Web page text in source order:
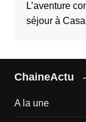
L’aventure
séjour à
ChaineActu
A la une